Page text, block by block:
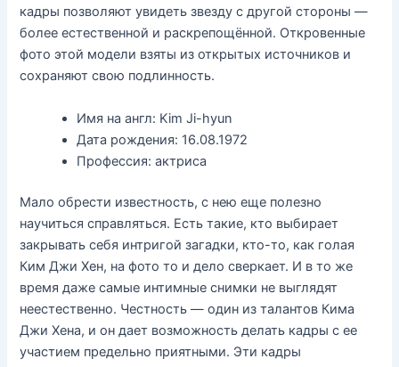
кадры позволяют увидеть звезду с другой стороны —
более естественной и раскрепощённой. Откровенные
фото этой модели взяты из открытых источников и
сохраняют свою подлинность.
Имя на англ: Kim Ji-hyun
Дата рождения: 16.08.1972
Профессия: актриса
Мало обрести известность, с нею еще полезно
научиться справляться. Есть такие, кто выбирает
закрывать себя интригой загадки, кто-то, как голая
Ким Джи Хен, на фото то и дело сверкает. И в то же
время даже самые интимные снимки не выглядят
неестественно. Честность — один из талантов Кима
Джи Хена, и он дает возможность делать кадры с ее
участием предельно приятными. Эти кадры